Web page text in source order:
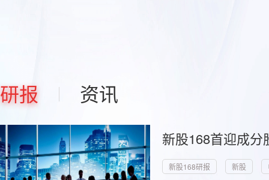
研报 资讯
新股168首迎成
新股168研报 新股